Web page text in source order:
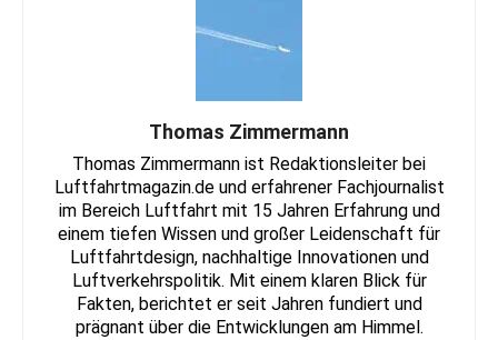
Thomas Zimmermann
Thomas Zimmermann ist Redaktionsleiter bei
Luftfahrtmagazin.de und erfahrener Fachjournalist
im Bereich Luftfahrt mit 15 Jahren Erfahrung und
einem tiefen Wissen und großer Leidenschaft für
Luftfahrtdesign, nachhaltige Innovationen und
Luftverkehrspolitik. Mit einem klaren Blick für
Fakten, berichtet er seit Jahren fundiert und
prägnant über die Entwicklungen am Himmel.